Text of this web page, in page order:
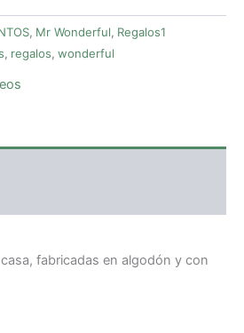
, Mr Wonderful, Regalos1
, regalos, wonderful
fabricadas en algodón y con